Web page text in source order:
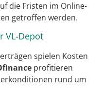
die Fristen im Online-
getroffen werden.
VL-Depot
spielen Kosten
profitieren
rund um